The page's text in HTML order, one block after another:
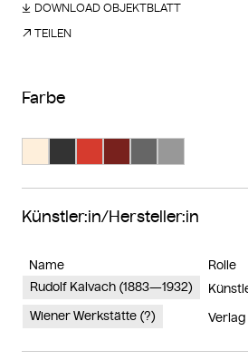
DOWNLOAD OBJEKTBLATT
TEILEN
Farbe
Künstler:in/Hersteller:in
Name
Rolle
Rudolf Kalvach (1883—1932)
Wiener Werkstätte (?)
Verlag